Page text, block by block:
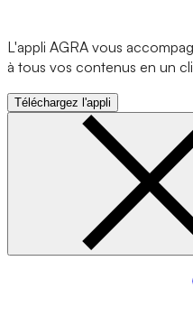
L'appli AGRA vous
à tous vos contenus en un
Téléchargez l'appli